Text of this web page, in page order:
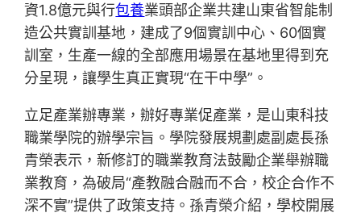
資1.8億元與行包養業頭部企業共建山東省智能制
造公共實訓基地，建成了9個實訓中心、60個實
訓室，生產一線的全部應用場景在基地里得到充
分呈現，讓學生真正實現“在干中學”。
立足產業辦專業，辦好專業促產業，是山東科技
職業學院的辦學宗旨。學院發展規劃處副處長孫
青榮表示，新修訂的職業教育法鼓勵企業舉辦職
業教育，為破局“產教融合融而不合，校企合作不
深不實”提供了政策支持。孫青榮介紹，學校開展